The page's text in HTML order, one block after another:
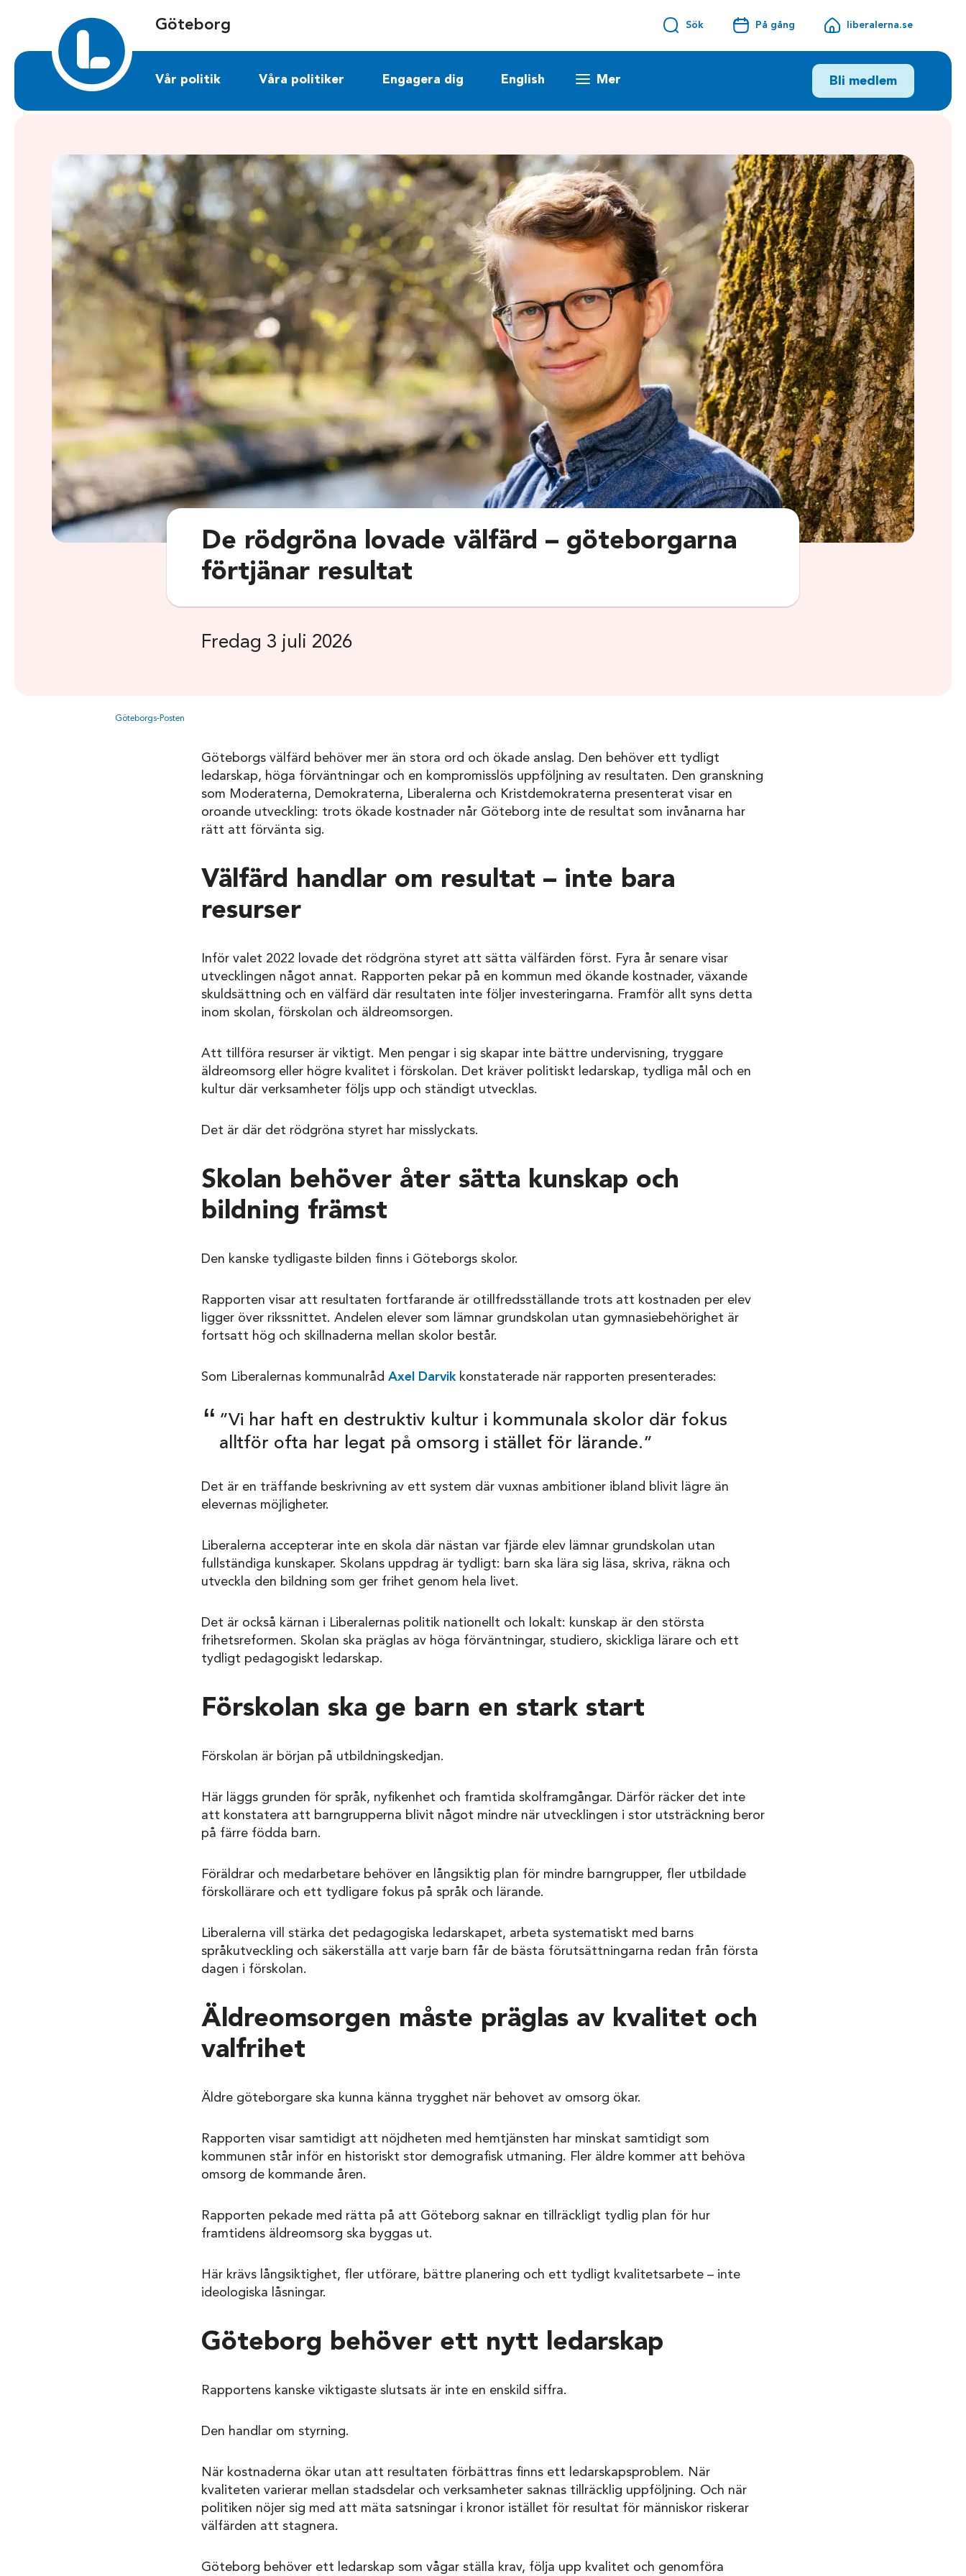
Göteborg Sök På gång liberalerna.se
Vår politik Våra politiker Engagera dig English Mer Bli medlem
De rödgröna lovade välfärd – göteborgarna
förtjänar resultat
Fredag 3 juli 2026
Göteborgs-Posten
Göteborgs välfärd behöver mer än stora ord och ökade anslag. Den behöver ett tydligt
ledarskap, höga förväntningar och en kompromisslös uppföljning av resultaten. Den granskning
som Moderaterna, Demokraterna, Liberalerna och Kristdemokraterna presenterat visar en
oroande utveckling: trots ökade kostnader når Göteborg inte de resultat som invånarna har
rätt att förvänta sig.
Välfärd handlar om resultat – inte bara
resurser
Inför valet 2022 lovade det rödgröna styret att sätta välfärden först. Fyra år senare visar
utvecklingen något annat. Rapporten pekar på en kommun med ökande kostnader, växande
skuldsättning och en välfärd där resultaten inte följer investeringarna. Framför allt syns detta
inom skolan, förskolan och äldreomsorgen.
Att tillföra resurser är viktigt. Men pengar i sig skapar inte bättre undervisning, tryggare
äldreomsorg eller högre kvalitet i förskolan. Det kräver politiskt ledarskap, tydliga mål och en
kultur där verksamheter följs upp och ständigt utvecklas.
Det är där det rödgröna styret har misslyckats.
Skolan behöver åter sätta kunskap och
bildning främst
Den kanske tydligaste bilden finns i Göteborgs skolor.
Rapporten visar att resultaten fortfarande är otillfredsställande trots att kostnaden per elev
ligger över rikssnittet. Andelen elever som lämnar grundskolan utan gymnasiebehörighet är
fortsatt hög och skillnaderna mellan skolor består.
Som Liberalernas kommunalråd Axel Darvikkonstaterade när rapporten presenterades:
”Vi har haft en destruktiv kultur i kommunala skolor där fokus
alltför ofta har legat på omsorg i stället för lärande.”
Det är en träffande beskrivning av ett system där vuxnas ambitioner ibland blivit lägre än
elevernas möjligheter.
Liberalerna accepterar inte en skola där nästan var fjärde elev lämnar grundskolan utan
fullständiga kunskaper. Skolans uppdrag är tydligt: barn ska lära sig läsa, skriva, räkna och
utveckla den bildning som ger frihet genom hela livet.
Det är också kärnan i Liberalernas politik nationellt och lokalt: kunskap är den största
frihetsreformen. Skolan ska präglas av höga förväntningar, studiero, skickliga lärare och ett
tydligt pedagogiskt ledarskap.
Förskolan ska ge barn en stark start
Förskolan är början på utbildningskedjan.
Här läggs grunden för språk, nyfikenhet och framtida skolframgångar. Därför räcker det inte
att konstatera att barngrupperna blivit något mindre när utvecklingen i stor utsträckning beror
på färre födda barn.
Föräldrar och medarbetare behöver en långsiktig plan för mindre barngrupper, fler utbildade
förskollärare och ett tydligare fokus på språk och lärande.
Liberalerna vill stärka det pedagogiska ledarskapet, arbeta systematiskt med barns
språkutveckling och säkerställa att varje barn får de bästa förutsättningarna redan från första
dagen i förskolan.
Äldreomsorgen måste präglas av kvalitet och
valfrihet
Äldre göteborgare ska kunna känna trygghet när behovet av omsorg ökar.
Rapporten visar samtidigt att nöjdheten med hemtjänsten har minskat samtidigt som
kommunen står inför en historiskt stor demografisk utmaning. Fler äldre kommer att behöva
omsorg de kommande åren.
Rapporten pekade med rätta på att Göteborg saknar en tillräckligt tydlig plan för hur
framtidens äldreomsorg ska byggas ut.
Här krävs långsiktighet, fler utförare, bättre planering och ett tydligt kvalitetsarbete – inte
ideologiska låsningar.
Göteborg behöver ett nytt ledarskap
Rapportens kanske viktigaste slutsats är inte en enskild siffra.
Den handlar om styrning.
När kostnaderna ökar utan att resultaten förbättras finns ett ledarskapsproblem. När
kvaliteten varierar mellan stadsdelar och verksamheter saknas tillräcklig uppföljning. Och när
politiken nöjer sig med att mäta satsningar i kronor istället för resultat för människor riskerar
välfärden att stagnera.
Göteborg behöver ett ledarskap som vågar ställa krav, följa upp kvalitet och genomföra